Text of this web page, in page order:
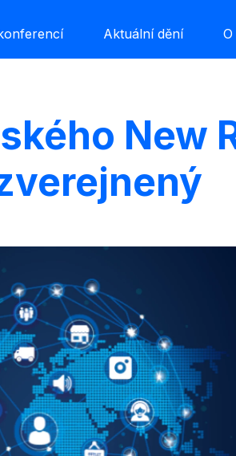
Aktuální dění O
New